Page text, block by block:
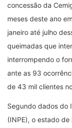
concessão da
meses deste ano
janeiro até julho
queimadas que
interrompendo o
ante as 93
de 43 mil clientes
Segundo dados do
(INPE), o estado